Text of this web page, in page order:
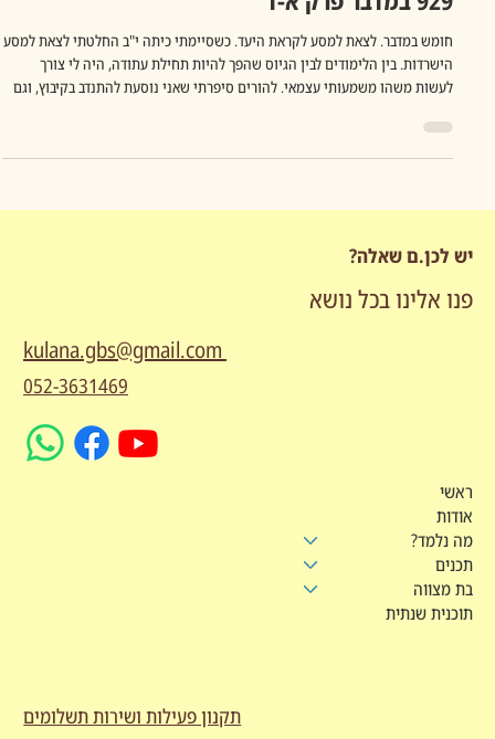
חומש במדבר. לצאת למסע לקראת היעד. כשסיימתי כיתה י"ב החלטתי לצאת למסע
הישרדות. בין הלימודים לבין הגיוס שהפך להיות תחילת עתודה, היה לי צורך
לעשות משהו משמעותי עצמאי. להורים סיפרתי שאני נוסעת להתנדב בקיבוץ, וגם
לדרום. זה התחיל במושב עין איילה, שם הלוויתי מחברה את הגז מדמיע שלה שהיה
לה כחיילת, ואז עצירה בתל אביב (בעצם הגעתי לפארק רמת גן, אבל עבור חיפאית זה
יש לכן.ם שאלה?
פנו אלינו בכל נושא
kulana.gbs@gmail.com
052-3631469
תקנון פעילות ושירות תשלומים
ראשי
אודות
מה נלמד?
תכנים
בת מצווה
תוכנית שנתית